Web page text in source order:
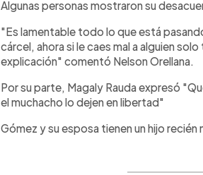
Algunas personas mostraron su
"Es lamentable todo lo que está
cárcel, ahora si le caes mal a alguien
explicación" comentó Nelson Orellana.
Por su parte, Magaly Rauda expresó
el muchacho lo dejen en libertad"
Gómez y su esposa tienen un hijo recién